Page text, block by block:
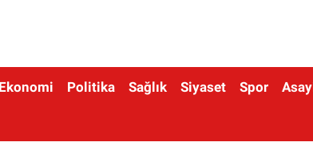
Ekonomi Politika Sağlık Siyaset Spor